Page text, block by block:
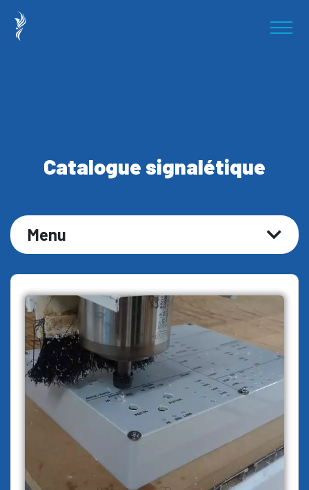
Catalogue signalétique
Menu